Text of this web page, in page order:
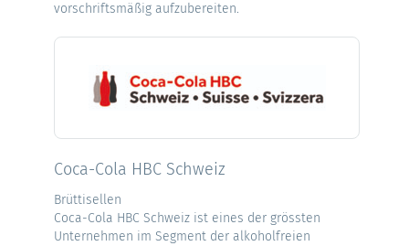
vorschriftsmäßig aufzubereiten.
Coca-Cola HBC Schweiz
Brüttisellen
Coca-Cola HBC Schweiz ist eines der grössten
Unternehmen im Segment der alkoholfreien